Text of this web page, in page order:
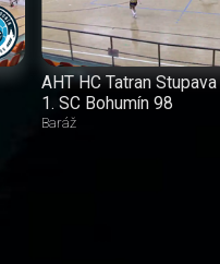
AHT HC Tatran Stupava
1. SC Bohumín 98
Baráž